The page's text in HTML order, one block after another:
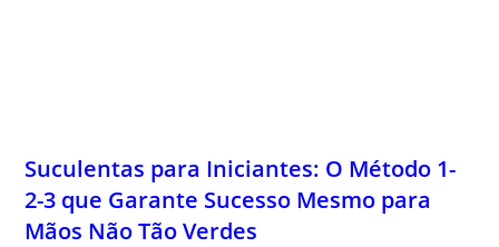
Suculentas para Iniciantes: O Método 1-
2-3 que Garante Sucesso Mesmo para
Mãos Não Tão Verdes